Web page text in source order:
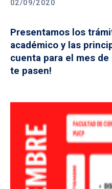
02/09/2020
Presentamos los
académico y las
cuenta para el mes de
te pasen!